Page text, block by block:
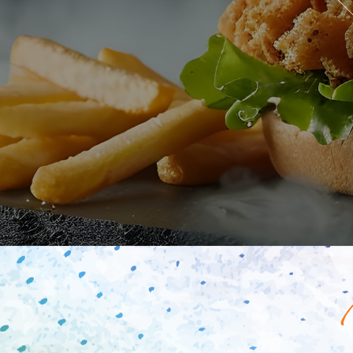
Programme De Fidélité
Avis
Mon Compte
Notre Restaurant
Zones de Livraison